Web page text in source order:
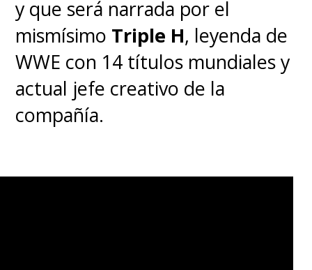
pareja.
Cody Rhodes vs. John Cena
por el Campeonato
Indiscutido de WWE
En una muy mala lucha, con
y que será narrada por el
mismísimo Triple H, leyenda de
WWE con 14 títulos mundiales y
actual jefe creativo de la
compañía.